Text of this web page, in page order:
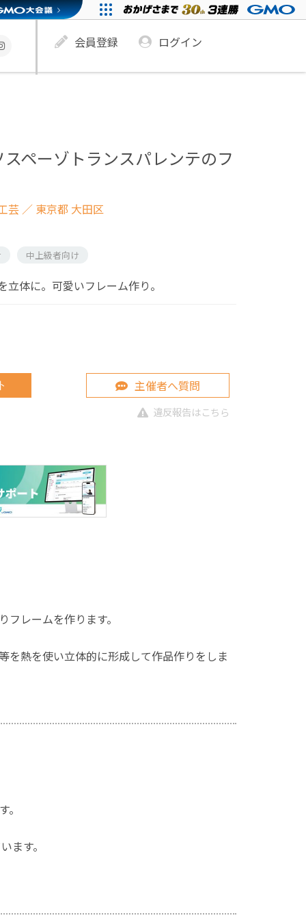
会員登録 ログイン
ペーゾトランスパレンテのフ
芸 ／ 東京都 大田区
中上級者向け
体に。可愛いフレーム作り。
主催者へ質問
違反報告はこちら
レームを作ります。
を熱を使い立体的に形成して作品作りをしま
ます。